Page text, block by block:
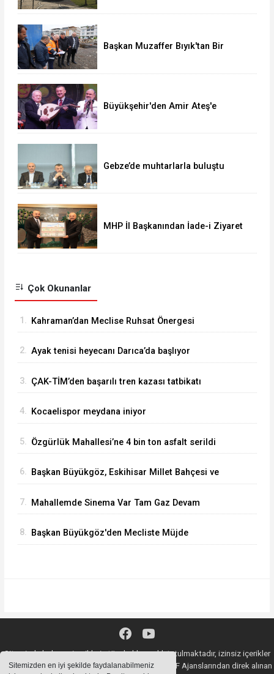
Sitemizden en iyi şekilde faydalanabilmeniz
Başkan Muzaffer Bıyık'tan Bir
Büyükşehir'den Amir Ateş'e
Gebze’de muhtarlarla buluştu
MHP İl Başkanından İade-i Ziyaret
Çok Okunanlar
1. Kahraman’dan Meclise Ruhsat Önergesi
2. Ayak tenisi heyecanı Darıca’da başlıyor
3. ÇAK-TİM’den başarılı tren kazası tatbikatı
4. Kocaelispor meydana iniyor
5. Özgürlük Mahallesi’ne 4 bin ton asfalt serildi
6. Başkan Büyükgöz, Eskihisar Millet Bahçesi ve
7. Mahallemde Sinema Var Tam Gaz Devam
8. Başkan Büyükgöz'den Mecliste Müjde
Sitemizde bulunan içeriklerin tüm hakları saklı tutulmaktadır, izinsiz içerikler
kullanılamaz. Copyright 2020© AA, İHA, DHA, İGF Ajanslarından direk alınan